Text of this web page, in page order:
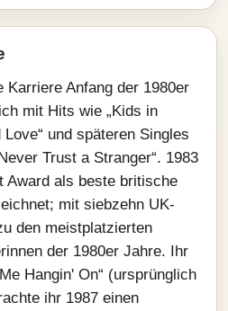
Karriere Anfang der 1980er
mit Hits wie „Kids in
Love“ und späteren Singles
Trust a Stranger“. 1983
Award als beste britische
mit siebzehn UK-
den meistplatzierten
der 1980er Jahre. Ihr
Hangin' On“ (ursprünglich
ihr 1987 einen